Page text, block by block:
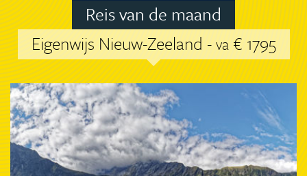
Reis van de maand
Eigenwijs Nieuw-Zeeland -va€ 1795